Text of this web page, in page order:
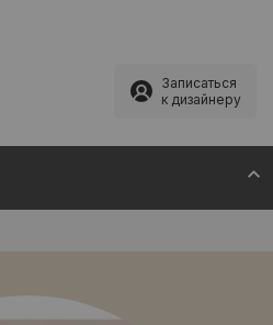
Записаться
к дизайнеру